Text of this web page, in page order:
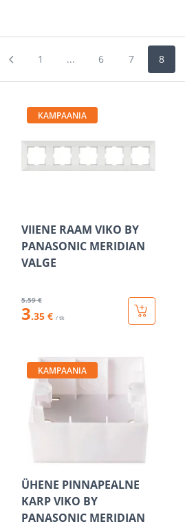
1 ... 6 7 8
KAMPAANIA
VIIENE RAAM VIKO BY
PANASONIC MERIDIAN
VALGE
5.59 €
3.35 € / tk
KAMPAANIA
ÜHENE PINNAPEALNE
KARP VIKO BY
PANASONIC MERIDIAN